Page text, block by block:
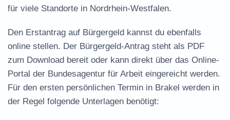
für viele Standorte in Nordrhein-Westfalen.
Den Erstantrag auf Bürgergeld kannst du ebenfalls
online stellen. Der Bürgergeld-Antrag steht als PDF
zum Download bereit oder kann direkt über das Online-
Portal der Bundesagentur für Arbeit eingereicht werden.
Für den ersten persönlichen Termin in Brakel werden in
der Regel folgende Unterlagen benötigt: